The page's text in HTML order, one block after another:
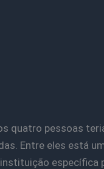
quatro pessoas
Entre eles está
específica